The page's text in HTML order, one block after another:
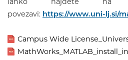
povezavi: https://www.uni-lj.si/
Campus Wide